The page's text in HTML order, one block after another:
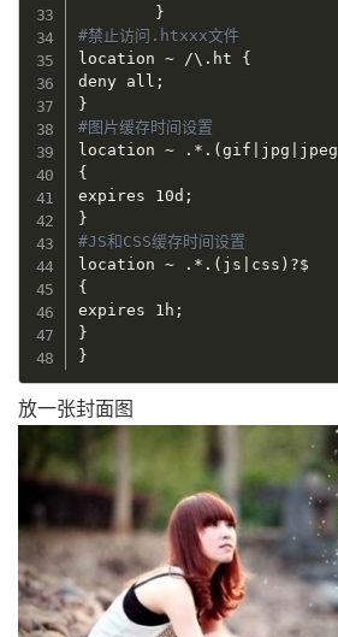
}
#禁止访问.htxxx文件
location ~ /\.ht {
deny all ;
}
#图片缓存时间设置
location ~ .*. (gif jpg jpeg
{
expires 10d ;
}
#JS和CSS缓存时间设置
location ~ .*. ( js css )
{
expires 1h ;
}
}
放一张封面图